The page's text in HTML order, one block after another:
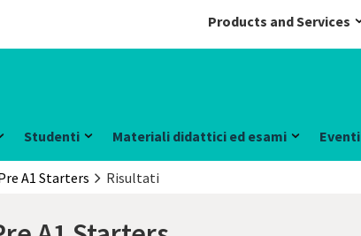
Products and Services
Studenti Materiali didattici ed esami Eventi
A1 Starters Risultati